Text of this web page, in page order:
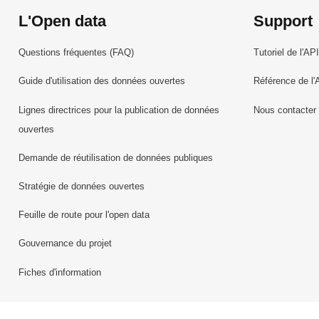
L'Open data
Questions fréquentes (FAQ)
Guide d'utilisation des données ouvertes
Lignes directrices pour la publication de données
ouvertes
Demande de réutilisation de données publiques
Stratégie de données ouvertes
Feuille de route pour l'open data
Gouvernance du projet
Fiches d'information
Support
Tutoriel de l'API
Référence de
Nous contacter